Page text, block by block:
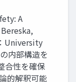
A
University
内部構造を
合性を確保
的解釈可能